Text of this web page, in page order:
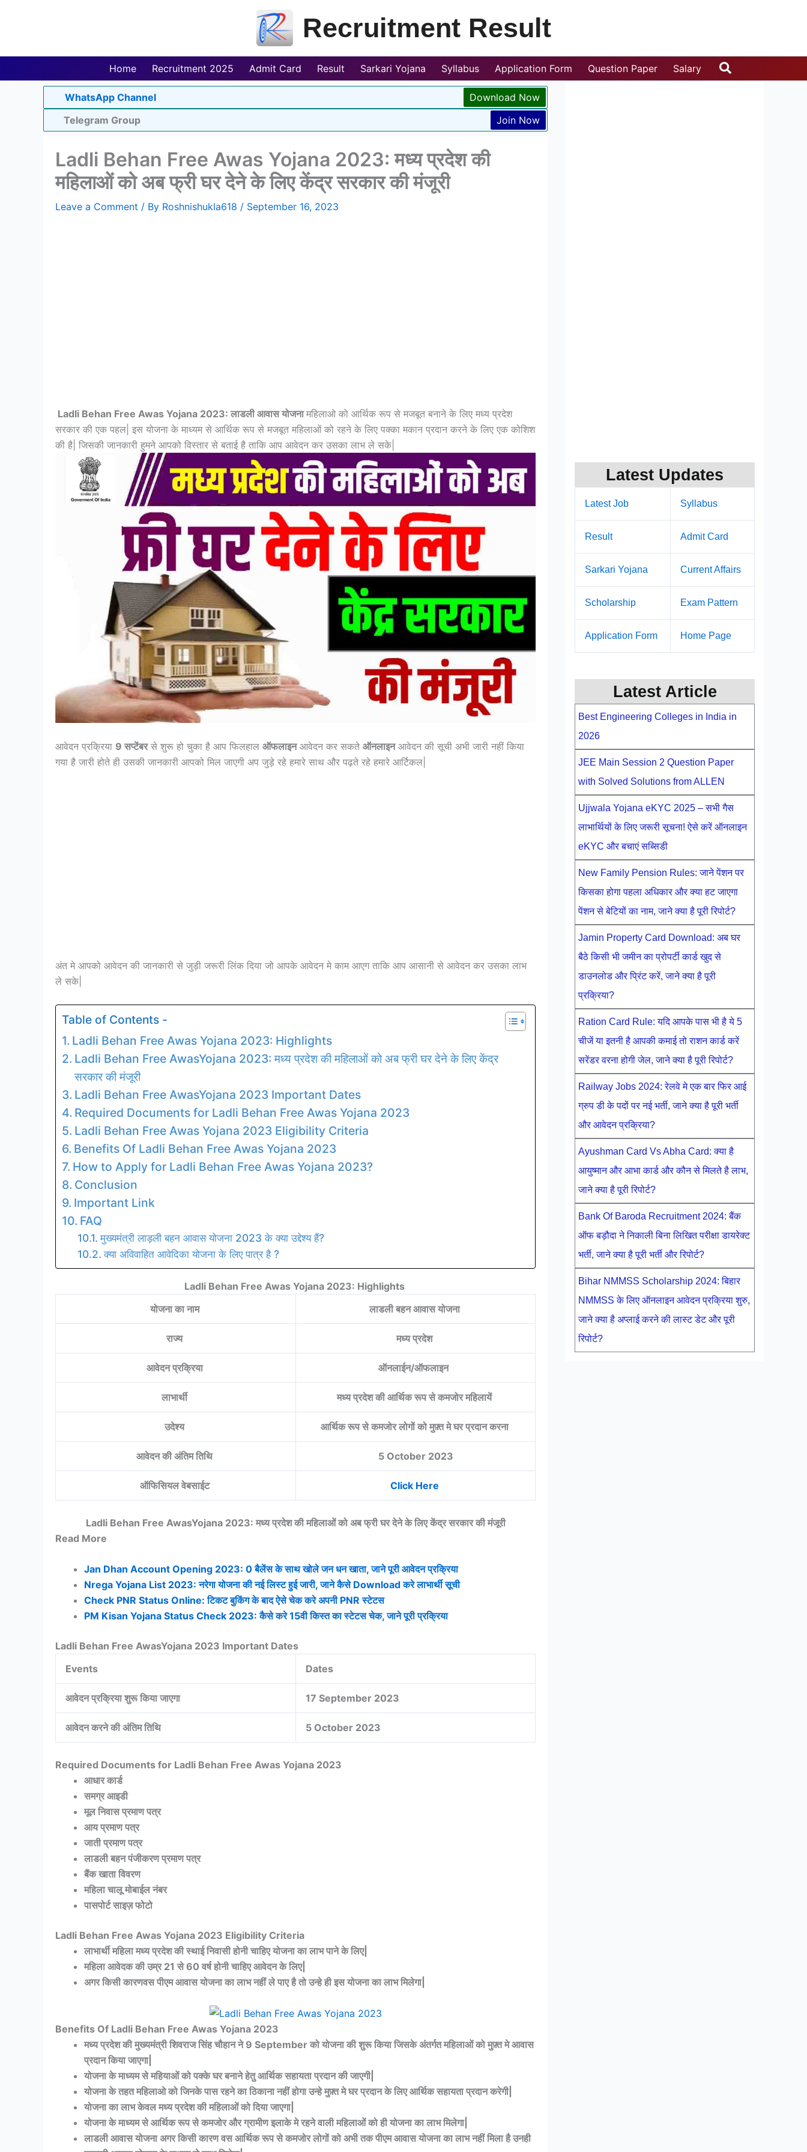
Recruitment Result
Home Recruitment 2025 Admit Card Result Sarkari Yojana Syllabus Application Form Question Paper Salary Search
WhatsApp Channel
Download Now
Telegram Group
Join Now
Ladli Behan Free Awas Yojana 2023: मध्य प्रदेश की
महिलाओं को अब फ्री घर देने के लिए केंद्र सरकार की मंजूरी
Leave a Comment / By Roshnishukla618 / September 16, 2023
Ladli Behan Free Awas Yojana 2023: लाडली आवास योजनामहिलाओ को आर्थिक रूप से मजबूत बनाने के लिए मध्य प्रदेश
सरकार की एक पहल| इस योजना के माध्यम से आर्थिक रूप से मजबूत महिलाओं को रहने के लिए पक्का मकान प्रदान करने के लिए एक कोशिश
की है| जिसकी जानकारी हुमने आपको विस्तार से बताई है ताकि आप आवेदन कर उसका लाभ ले सके|
आवेदन प्रक्रिया 9 सप्टेंबरसे शुरू हो चुका है आप फिलहाल ऑफलाइनआवेदन कर सकते ऑनलाइनआवेदन की सूची अभी जारी नहीं किया
गया है जारी होते ही उसकी जानकारी आपको मिल जाएगी अप जुड़े रहे हमारे साथ और पढ़ते रहे हमारे आर्टिकल|
अंत मे आपको आवेदन की जानकारी से जुड़ी जरूरी लिंक दिया जो आपके आवेदन मे काम आएग ताकि आप आसानी से आवेदन कर उसका लाभ
ले सके|
Table of Contents -
Ladli Behan Free Awas Yojana 2023: Highlights
Ladli Behan Free AwasYojana 2023: मध्य प्रदेश की महिलाओं को अब फ्री घर देने के लिए केंद्र
सरकार की मंजूरी
Ladli Behan Free AwasYojana 2023 Important Dates
Required Documents for Ladli Behan Free Awas Yojana 2023
Ladli Behan Free Awas Yojana 2023 Eligibility Criteria
Benefits Of Ladli Behan Free Awas Yojana 2023
How to Apply for Ladli Behan Free Awas Yojana 2023?
Conclusion
Important Link
FAQ
मुख्यमंत्री लाड़ली बहन आवास योजना 2023 के क्या उद्देश्य हैं?
क्या अविवाहित आवेदिका योजना के लिए पात्र है ?
Ladli Behan Free Awas Yojana 2023: Highlights
योजना का नाम
लाडली बहन आवास योजना
राज्य मध्य प्रदेश
आवेदन प्रक्रिया ऑनलाईन/ऑफलाइन
लाभार्थी मध्य प्रदेश की आर्थिक रूप से कमजोर महिलायें
उदेश्य आर्थिक रूप से कमजोर लोगों को मुफ़्त मे घर प्रदान करना
आवेदन की अंतिम तिथि 5 October 2023
ऑफिसियल वेबसाईट Click Here
Ladli Behan Free AwasYojana 2023: मध्य प्रदेश की महिलाओं को अब फ्री घर देने के लिए केंद्र सरकार की मंजूरी
Read More
Jan Dhan Account Opening 2023: 0 बैलेंस के साथ खोले जन धन खाता, जाने पूरी आवेदन प्रक्रिया
Nrega Yojana List 2023: नरेगा योजना की नई लिस्ट हुई जारी, जाने कैसे Download करे लाभार्थी सूची
Check PNR Status Online: टिकट बुकिंग के बाद ऐसे चेक करे अपनी PNR स्टेटस
PM Kisan Yojana Status Check 2023: कैसे करे 15वी किस्त का स्टेटस चेक, जाने पूरी प्रक्रिया
Ladli Behan Free AwasYojana 2023 Important Dates
Events
Dates
आवेदन प्रक्रिया शुरू किया जाएगा 17 September 2023
आवेदन करने की अंतिम तिथि 5 October 2023
Required Documents for Ladli Behan Free Awas Yojana 2023
आधार कार्ड
समग्र आइडी
मूल निवास प्रमाण पत्र
आय प्रमाण पत्र
जाती प्रमाण पत्र
लाडली बहन पंजीकरण प्रमाण पत्र
बैंक खाता विवरण
महिला चालू मोबाईल नंबर
पासपोर्ट साइज़ फोटो
Ladli Behan Free Awas Yojana 2023 Eligibility Criteria
लाभार्थी महिला मध्य प्रदेश की स्थाई निवासी होनी चाहिए योजना का लाभ पाने के लिए|
महिला आवेदक की उम्र 21 से 60 वर्ष होनी चाहिए आवेदन के लिए|
अगर किसी कारणवस पीएम आवास योजना का लाभ नहीं ले पाए है तो उन्हे ही इस योजना का लाभ मिलेगा|
Benefits Of Ladli Behan Free Awas Yojana 2023
मध्य प्रदेश की मुख्यमंत्री शिवराज सिंह चौहान ने 9 September को योजना की शुरू किया जिसके अंतर्गत महिलाओं को मुफ़्त मे आवास
प्रदान किया जाएगा|
योजना के माध्यम से महियाओं को पक्के घर बनाने हेतु आर्थिक सहायता प्रदान की जाएगी|
योजना के तहत महिलाओ को जिनके पास रहने का ठिकाना नहीं होगा उन्हे मुफ़्त मे घर प्रदान के लिए आर्थिक सहायता प्रदान करेगी|
योजना का लाभ केवल मध्य प्रदेश की महिलाओं को दिया जाएगा|
योजना के माध्यम से आर्थिक रूप से कमजोर और ग्रामीण इलाके मे रहने वाली महिलाओं को ही योजना का लाभ मिलेगा|
लाडली आवास योजना अगर किसी कारण वस आर्थिक रूप से कमजोर लोगों को अभी तक पीएम आवास योजना का लाभ नहीं मिला है उनही
Latest Updates
Latest Job Syllabus
Result Admit Card
Sarkari Yojana Current Affairs
Scholarship Exam Pattern
Application Form Home Page
Latest Article
Best Engineering Colleges in India in
2026
JEE Main Session 2 Question Paper
with Solved Solutions from ALLEN
Ujjwala Yojana eKYC 2025 – सभी गैस
लाभार्थियों के लिए जरूरी सूचना! ऐसे करें ऑनलाइन
eKYC और बचाएं सब्सिडी
New Family Pension Rules: जाने पेंशन पर
किसका होगा पहला अधिकार और क्या हट जाएगा
पेंशन से बेटियों का नाम, जाने क्या है पूरी रिपोर्ट?
Jamin Property Card Download: अब घर
बैठे किसी भी जमीन का प्रोपर्टी कार्ड खुद से
डाउनलोड और प्रिंट करें, जाने क्या है पूरी
प्रक्रिया?
Ration Card Rule: यदि आपके पास भी है ये 5
चीजें या इतनी है आपकी कमाई तो राशन कार्ड करें
सरेंडर वरना होगी जेल, जाने क्या है पूरी रिपोर्ट?
Railway Jobs 2024: रेलवे मे एक बार फिर आई
ग्रुप डी के पदों पर नई भर्ती, जाने क्या है पूरी भर्ती
और आवेदन प्रक्रिया?
Ayushman Card Vs Abha Card: क्या है
आयुष्मान और आभा कार्ड और कौन से मिलते है लाभ,
जाने क्या है पूरी रिपोर्ट?
Bank Of Baroda Recruitment 2024: बैंक
ऑफ बड़ौदा ने निकाली बिना लिखित परीक्षा डायरेक्ट
भर्ती, जाने क्या है पूरी भर्ती और रिपोर्ट?
Bihar NMMSS Scholarship 2024: बिहार
NMMSS के लिए ऑनलाइन आवेदन प्रक्रिया शुरु,
जाने क्या है अप्लाई करने की लास्ट डेट और पूरी
रिपोर्ट?